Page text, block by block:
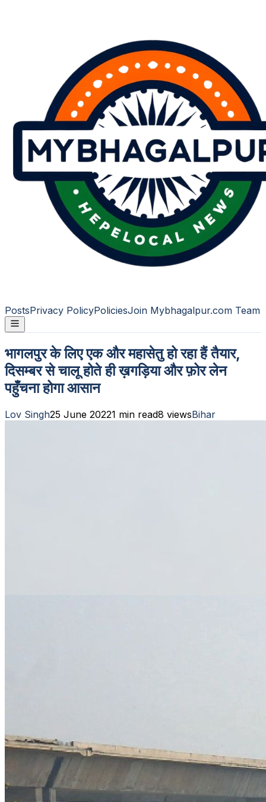
PostsPrivacy PolicyPoliciesJoin Mybhagalpur.com Team
भागलपुर के लिए एक और महासेतु हो रहा हैं तैयार,
दिसम्बर से चालू होते ही ख़गड़िया और फ़ोर लेन
पहुँचना होगा आसान
Lov Singh25 June 20221 min read8 viewsBihar